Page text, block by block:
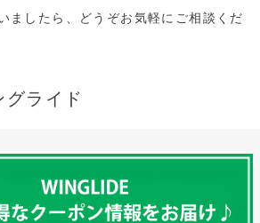
ましたら、どうぞお気軽にご相談くだ
ライド